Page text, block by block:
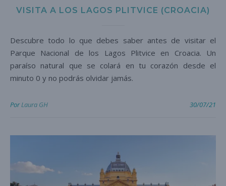
VISITA A LOS LAGOS PLITVICE (CROACIA)
Descubre todo lo que debes saber antes de visitar el
Parque Nacional de los Lagos Plitvice en Croacia. Un
paraíso natural que se colará en tu corazón desde el
minuto 0 y no podrás olvidar jamás.
PorLaura GH 30/07/21